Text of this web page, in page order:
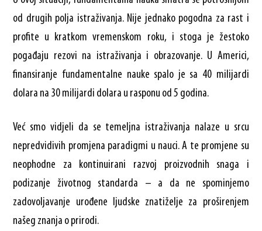
od drugih polja istraživanja. Nije jednako pogodna za rast i
profite u kratkom vremenskom roku, i stoga je žestoko
pogađaju rezovi na istraživanja i obrazovanje. U Americi,
finansiranje fundamentalne nauke spalo je sa 40 milijardi
dolara na 30 milijardi dolara u rasponu od 5 godina.
Već smo vidjeli da se temeljna istraživanja nalaze u srcu
nepredvidivih promjena paradigmi u nauci. A te promjene su
neophodne za kontinuirani razvoj proizvodnih snaga i
podizanje životnog standarda – a da ne spominjemo
zadovoljavanje urođene ljudske znatiželje za proširenjem
našeg znanja o prirodi.